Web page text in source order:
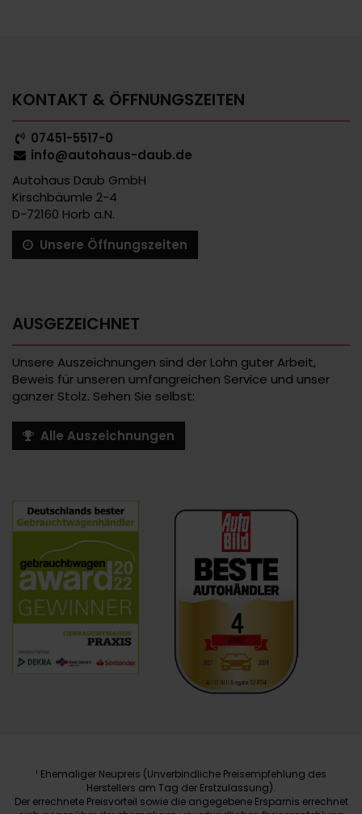
KONTAKT & ÖFFNUNGSZEITEN
07451-5517-0
info@autohaus-daub.de
Autohaus Daub GmbH
Kirschbäumle 2-4
D-72160 Horb a.N.
Unsere Öffnungszeiten
AUSGEZEICHNET
Unsere Auszeichnungen sind der Lohn guter Arbeit,
Beweis für unseren umfangreichen Service und unser
ganzer Stolz. Sehen Sie selbst:
Alle Auszeichnungen
1 Ehemaliger Neupreis (Unverbindliche Preisempfehlung des
Herstellers am Tag der Erstzulassung).
Der errechnete Preisvorteil sowie die angegebene Ersparnis errechnet